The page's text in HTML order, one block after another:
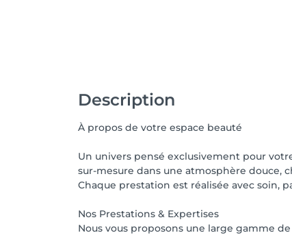
Description
À propos de votre espace beauté
Un univers pensé exclusivement pour
sur-mesure dans une atmosphère douce,
Chaque prestation est réalisée avec soin,
Nos Prestations & Expertises
Nous vous proposons une large gamme